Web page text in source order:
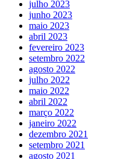
julho 2023
junho 2023
maio 2023
abril 2023
fevereiro 2023
setembro 2022
agosto 2022
julho 2022
maio 2022
abril 2022
março 2022
janeiro 2022
dezembro 2021
setembro 2021
agosto 2021